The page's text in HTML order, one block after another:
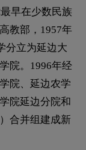
早在少数民族
教部，1957年
分立为延边大
院。1996年经
院、延边农学
院延边分院和
合并组建成新